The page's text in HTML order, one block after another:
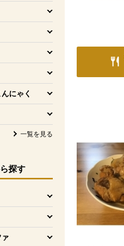
にゃく
一覧を見る
探す